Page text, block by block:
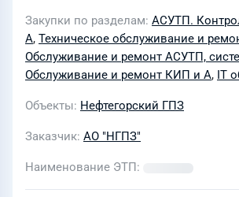
Закупки по разделам АСУТП.
А, Техническое обслуживание и
Обслуживание и ремонт АСУТП,
Обслуживание и ремонт КИП и А, IT
Объекты Нефтегорский ГПЗ
Заказчик АО "НГПЗ"
Наименование ЭТП